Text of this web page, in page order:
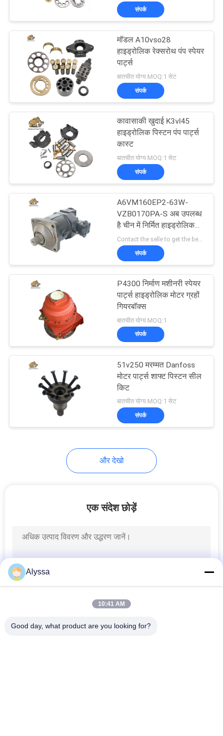
साइटमैप
PRIVACY
POLICY
संपर्क
मॉडल A10vso28
हाइड्रोलिक रेक्सरोथ पंप स्पेयर
पार्ट्स
बातचीत योग्य MOQ:1 सेट
संपर्क
कावासाकी खुदाई K3vl45
हाइड्रोलिक पिस्टन पंप पार्ट्स
कास्ट
बातचीत योग्य MOQ:1 सेट
संपर्क
A6VM160EP2-63W-
VZB0170PA-S अब उपलब्ध
है चीन में निर्मित हाइड्रोलिक
पिस्टन मोटर फिट बॉश
रेक्सरोथ A6VM160 पार्ट्स भी
उपलब्ध है
संपर्क
P4300 निर्माण मशीनरी स्पेयर
पार्ट्स हाइड्रोलिक मोटर ग्रहों
गियरबॉक्स
बातचीत योग्य MOQ:1
संपर्क
51v250 मरम्मत Danfoss
मोटर पार्ट्स शाफ्ट पिस्टन सील
किट
बातचीत योग्य MOQ:1 सेट
संपर्क
और देखो
एक संदेश छोड़ें
Alyssa
10:41 AM
Good day, what product are you looking for?